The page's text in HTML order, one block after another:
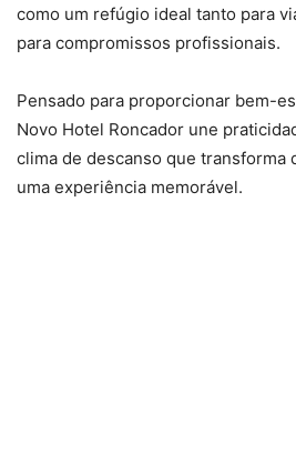
como um refúgio ideal tanto para
para compromissos profissionais.
Pensado para proporcionar bem-
Novo Hotel Roncador une
clima de descanso que transforma
uma experiência memorável.